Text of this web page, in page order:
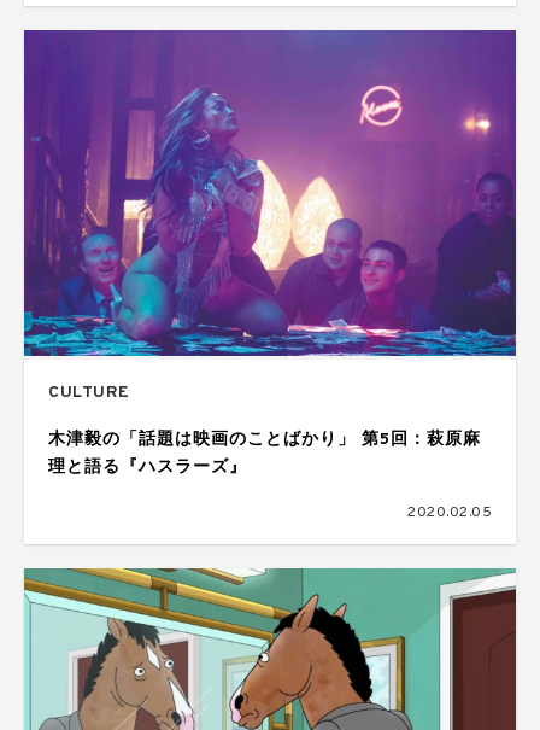
CULTURE
木津毅の「話題は映画のことばかり」 第5回：萩原麻
理と語る『ハスラーズ』
2020.02.05